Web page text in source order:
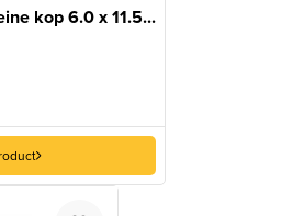
kop 6.0 x 11.5...